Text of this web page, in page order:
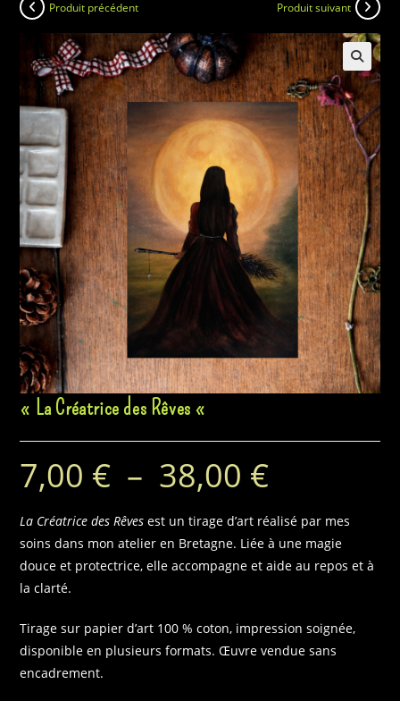
Produit précédent Produit suivant
« La Créatrice des Rêves «
7,00 € – 38,00 €Plage
à
38,00 €
La Créatrice des Rêves est un tirage d’art réalisé par mes
soins dans mon atelier en Bretagne. Liée à une magie
douce et protectrice, elle accompagne et aide au repos et à
la clarté.
Tirage sur papier d’art 100 % coton, impression soignée,
disponible en plusieurs formats. Œuvre vendue sans
encadrement.